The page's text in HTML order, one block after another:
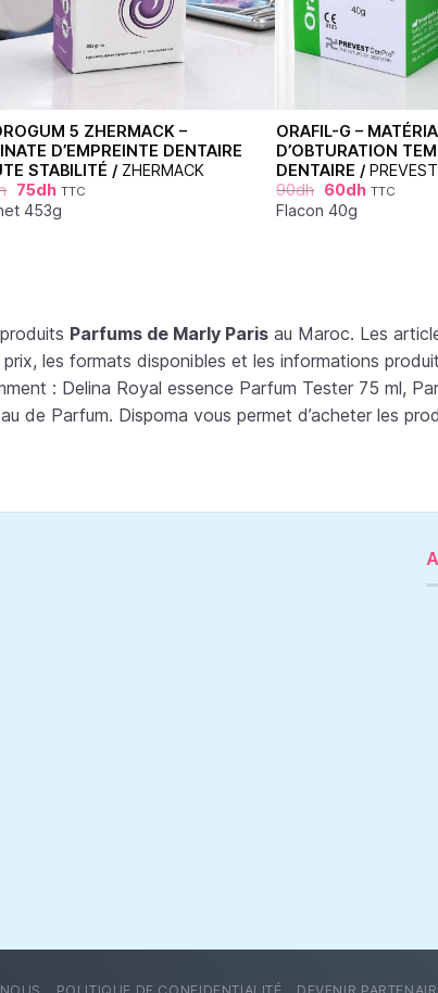
5 ZHERMACK –
D’EMPREINTE DENTAIRE
STABILITÉ / ZHERMACK
75dh TTC
453g
ORAFIL-G –
D’OBTURATION
DENTAIRE /
90dh 60dh TTC
Flacon 40g
Parfums de Marly Parisau Maroc. Les
les formats disponibles et les informations
: Delina Royal essence Parfum Tester 75 ml,
de Parfum. Dispoma vous permet d’acheter les